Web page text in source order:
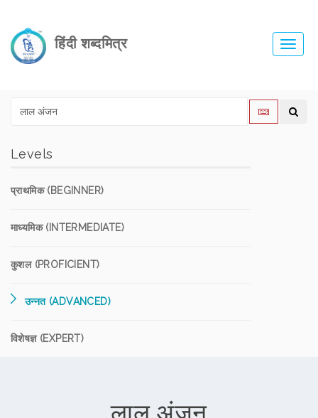
हिंदी शब्दमित्र
Levels
प्राथमिक (BEGINNER)
माध्यमिक (INTERMEDIATE)
कुशल (PROFICIENT)
उन्नत (ADVANCED)
विशेषज्ञ (EXPERT)